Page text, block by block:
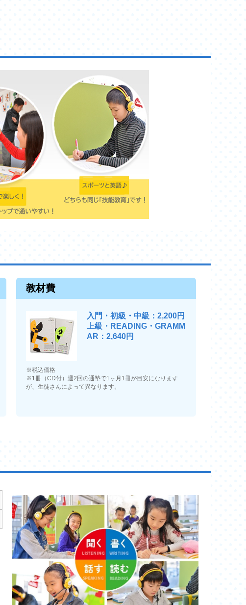
教材費
入門・初級・中級：2,200円
上級・READING・GRAMM
AR：2,640円
※税込価格
※1冊（CD付）週2回の通塾で1ヶ月1冊が目安になります
が、生徒さんによって異なります。